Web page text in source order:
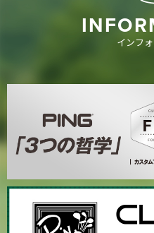
インフ